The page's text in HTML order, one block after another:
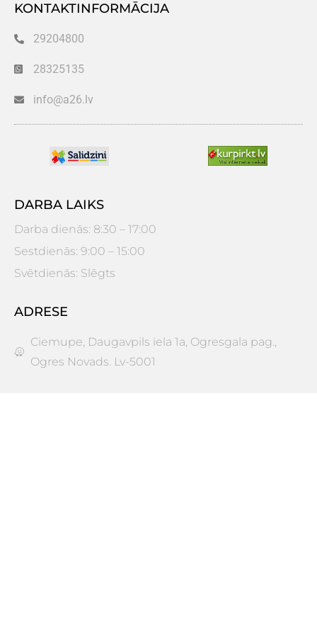
KONTAKTINFORMĀCIJA
29204800
28325135
info@a26.lv
DARBA LAIKS
Darba dienās: 8:30 – 17:00
Sestdienās: 9:00 – 15:00
Svētdienās: Slēgts
ADRESE
Ciemupe, Daugavpils iela 1a, Ogresgala pag.,
Ogres Novads. Lv-5001